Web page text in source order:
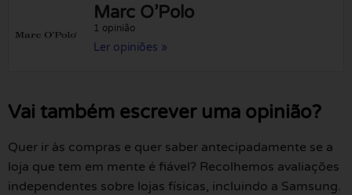
Marc O’Polo
1 opinião
Ler opiniões »
Vai também escrever uma opinião?
Quer ir às compras e quer saber antecipadamente se a
loja que tem em mente é fiável? Recolhemos avaliações
independentes sobre lojas físicas, incluindo a Samsung.